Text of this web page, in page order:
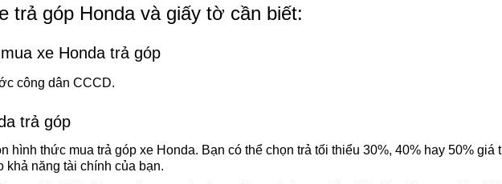
trả góp Honda và giấy tờ cần biết:
xe Honda trả góp
công dân CCCD.
trả góp
hình thức mua trả góp xe Honda. Bạn có thể chọn trả tối thiểu 30%, 40% hay 50% giá
khả năng tài chính của bạn.